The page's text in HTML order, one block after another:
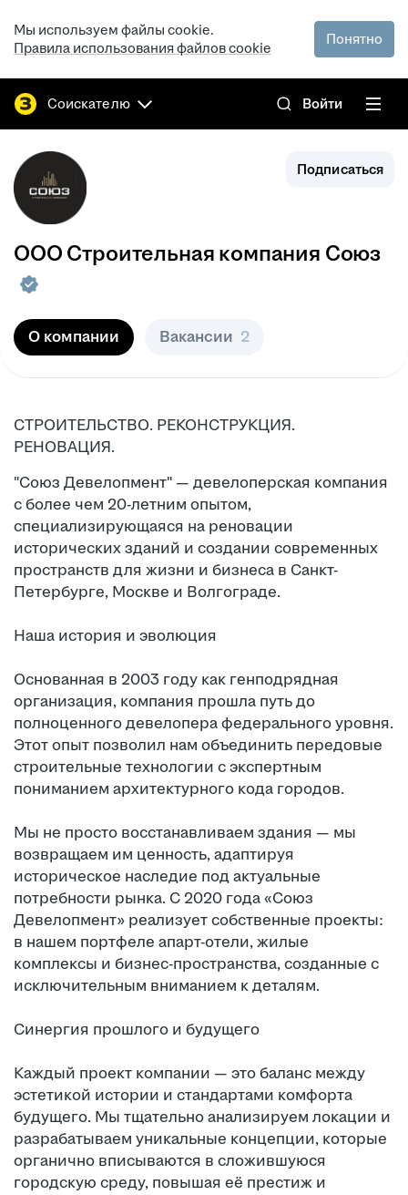
Мы используем файлы cookie.
Правила использования файлов cookie
Понятно
Соискателю Войти
Подписаться
ООО Строительная компания Союз
О компании Вакансии 2
СТРОИТЕЛЬСТВО. РЕКОНСТРУКЦИЯ.
РЕНОВАЦИЯ.
"Союз Девелопмент" — девелоперская компания
с более чем 20-летним опытом,
специализирующаяся на реновации
исторических зданий и создании современных
пространств для жизни и бизнеса в Санкт-
Петербурге, Москве и Волгограде.
Наша история и эволюция
Основанная в 2003 году как генподрядная
организация, компания прошла путь до
полноценного девелопера федерального уровня.
Этот опыт позволил нам объединить передовые
строительные технологии с экспертным
пониманием архитектурного кода городов.
Мы не просто восстанавливаем здания — мы
возвращаем им ценность, адаптируя
историческое наследие под актуальные
потребности рынка. С 2020 года «Союз
Девелопмент» реализует собственные проекты:
в нашем портфеле апарт-отели, жилые
комплексы и бизнес-пространства, созданные с
исключительным вниманием к деталям.
Синергия прошлого и будущего
Каждый проект компании — это баланс между
эстетикой истории и стандартами комфорта
будущего. Мы тщательно анализируем локации и
разрабатываем уникальные концепции, которые
органично вписываются в сложившуюся
городскую среду, повышая её престиж и